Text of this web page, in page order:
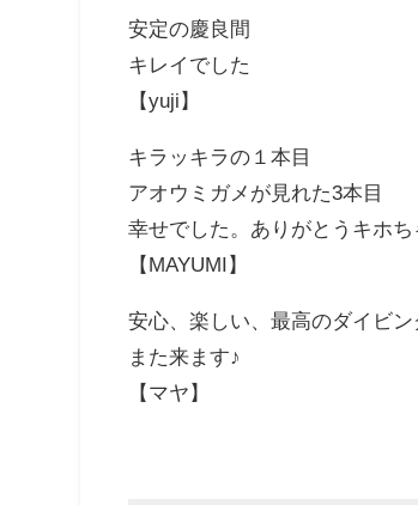
安定の慶良間
キレイでした
【yuji】
キラッキラの１本目
アオウミガメが見れた3本目
幸せでした。ありがとうキホち
【MAYUMI】
安心、楽しい、最高のダイビ
また来ます♪
【マヤ】